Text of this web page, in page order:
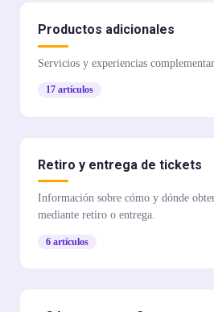
Productos adicionales
Servicios y experiencias
17 artículos
Retiro y entrega de tickets
Información sobre cómo y dónde
mediante retiro o entrega.
6 artículos